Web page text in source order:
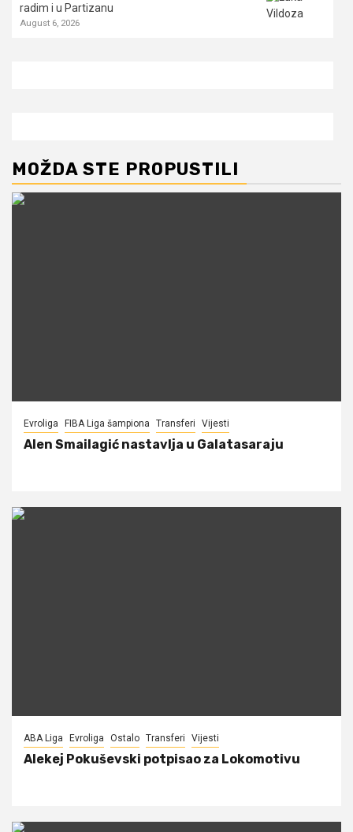
radim i u Partizanu
August 6, 2026
MOŽDA STE PROPUSTILI
Evroliga FIBA Liga šampiona Transferi Vijesti
Alen Smailagić nastavlja u Galatasaraju
ABA Liga Evroliga Ostalo Transferi Vijesti
Alekej Pokuševski potpisao za Lokomotivu